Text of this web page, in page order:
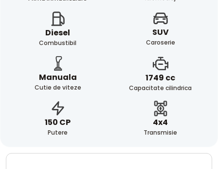
Diesel
Combustibil
SUV
Caroserie
Manuala
Cutie de viteze
1749 cc
Capacitate cilindrica
150 CP
Putere
4x4
Transmisie